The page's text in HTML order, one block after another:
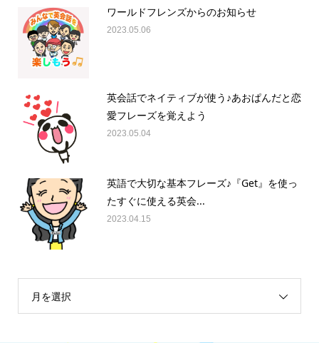
ワールドフレンズからのお知らせ
2023.05.06
英会話でネイティブが使う♪あおぱんだと恋
愛フレーズを覚えよう
2023.05.04
英語で大切な基本フレーズ♪『Get』を使っ
たすぐに使える英会...
2023.04.15
月を選択